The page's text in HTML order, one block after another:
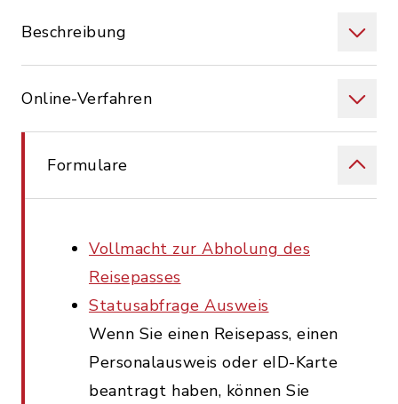
Beschreibung
Online-Verfahren
Formulare
Vollmacht zur Abholung des
Reisepasses
Statusabfrage Ausweis
Wenn Sie einen Reisepass, einen
Personalausweis oder eID-Karte
beantragt haben, können Sie